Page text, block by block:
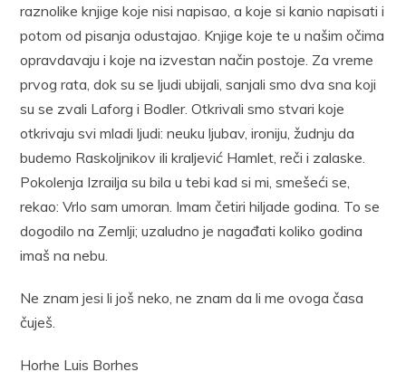
raznolike knjige koje nisi napisao, a koje si kanio napisati i
potom od pisanja odustajao. Knjige koje te u našim očima
opravdavaju i koje na izvestan način postoje. Za vreme
prvog rata, dok su se ljudi ubijali, sanjali smo dva sna koji
su se zvali Laforg i Bodler. Otkrivali smo stvari koje
otkrivaju svi mladi ljudi: neuku ljubav, ironiju, žudnju da
budemo Raskoljnikov ili kraljević Hamlet, reči i zalaske.
Pokolenja Izrailja su bila u tebi kad si mi, smešeći se,
rekao: Vrlo sam umoran. Imam četiri hiljade godina. To se
dogodilo na Zemlji; uzaludno je nagađati koliko godina
imaš na nebu.
Ne znam jesi li još neko, ne znam da li me ovoga časa
čuješ.
Horhe Luis Borhes